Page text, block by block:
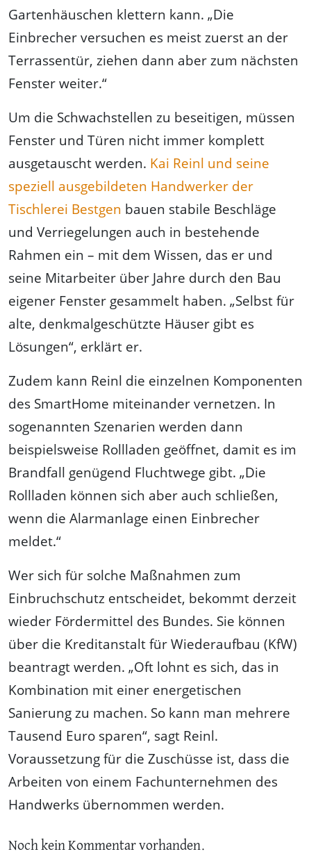
Gartenhäuschen klettern kann. „Die
Einbrecher versuchen es meist zuerst an der
Terrassentür, ziehen dann aber zum nächsten
Fenster weiter.“
Um die Schwachstellen zu beseitigen, müssen
Fenster und Türen nicht immer komplett
ausgetauscht werden. Kai Reinl und seine
speziell ausgebildeten Handwerker der
Tischlerei Bestgen bauen stabile Beschläge
und Verriegelungen auch in bestehende
Rahmen ein – mit dem Wissen, das er und
seine Mitarbeiter über Jahre durch den Bau
eigener Fenster gesammelt haben. „Selbst für
alte, denkmalgeschützte Häuser gibt es
Lösungen“, erklärt er.
Zudem kann Reinl die einzelnen Komponenten
des SmartHome miteinander vernetzen. In
sogenannten Szenarien werden dann
beispielsweise Rollladen geöffnet, damit es im
Brandfall genügend Fluchtwege gibt. „Die
Rollladen können sich aber auch schließen,
wenn die Alarmanlage einen Einbrecher
meldet.“
Wer sich für solche Maßnahmen zum
Einbruchschutz entscheidet, bekommt derzeit
wieder Fördermittel des Bundes. Sie können
über die Kreditanstalt für Wiederaufbau (KfW)
beantragt werden. „Oft lohnt es sich, das in
Kombination mit einer energetischen
Sanierung zu machen. So kann man mehrere
Tausend Euro sparen“, sagt Reinl.
Voraussetzung für die Zuschüsse ist, dass die
Arbeiten von einem Fachunternehmen des
Handwerks übernommen werden.
Noch kein Kommentar vorhanden.